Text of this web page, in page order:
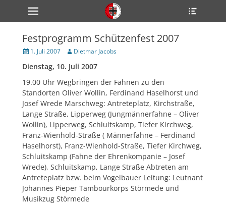
zum
Inhalt
Primärmenü
Festprogramm Schützenfest 2007
Veröffentlicht
1. Juli 2007 Author
Dietmar Jacobs
Dienstag, 10. Juli 2007
19.00 Uhr Wegbringen der Fahnen zu den
Standorten Oliver Wollin, Ferdinand Haselhorst und
Josef Wrede Marschweg: Antreteplatz, Kirchstraße,
Lange Straße, Lipperweg (Jungmännerfahne – Oliver
Wollin), Lipperweg, Schluitskamp, Tiefer Kirchweg,
Franz-Wienhold-Straße ( Männerfahne – Ferdinand
Haselhorst), Franz-Wienhold-Straße, Tiefer Kirchweg,
Schluitskamp (Fahne der Ehrenkompanie – Josef
Wrede), Schluitskamp, Lange Straße Abtreten am
Antreteplatz bzw. beim Vogelbauer Leitung: Leutnant
Johannes Pieper Tambourkorps Störmede und
Musikzug Störmede